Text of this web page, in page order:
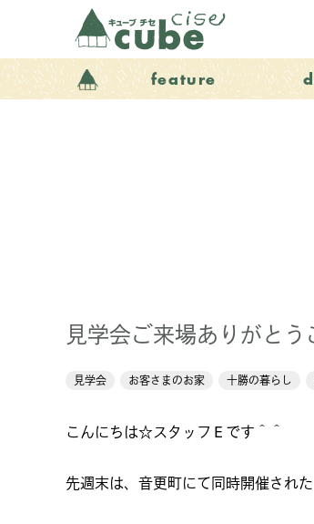
feature
見学会ご来場ありがとう
見学会 お客さまのお家 十勝の暮らし
こんにちは☆スタッフＥです＾＾
先週末は、音更町にて同時開催された